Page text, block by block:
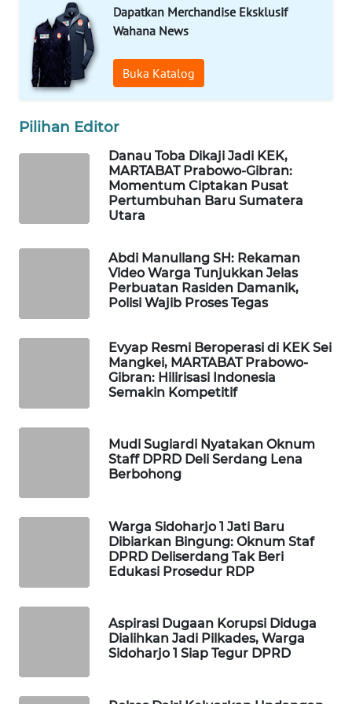
Dapatkan Merchandise Eksklusif
Wahana News
Buka Katalog
Pilihan Editor
Danau Toba Dikaji Jadi KEK,
MARTABAT Prabowo-Gibran:
Momentum Ciptakan Pusat
Pertumbuhan Baru Sumatera
Utara
Abdi Manullang SH: Rekaman
Video Warga Tunjukkan Jelas
Perbuatan Rasiden Damanik,
Polisi Wajib Proses Tegas
Evyap Resmi Beroperasi di KEK Sei
Mangkei, MARTABAT Prabowo-
Gibran: Hilirisasi Indonesia
Semakin Kompetitif
Mudi Sugiardi Nyatakan Oknum
Staff DPRD Deli Serdang Lena
Berbohong
Warga Sidoharjo 1 Jati Baru
Dibiarkan Bingung: Oknum Staf
DPRD Deliserdang Tak Beri
Edukasi Prosedur RDP
Aspirasi Dugaan Korupsi Diduga
Dialihkan Jadi Pilkades, Warga
Sidoharjo 1 Siap Tegur DPRD
WAHANA
OTOMOTIF
WAHANA
HEALTH
WAHANA
DESA
WISATA
Wahana
WALINKI
ID
LPKKI